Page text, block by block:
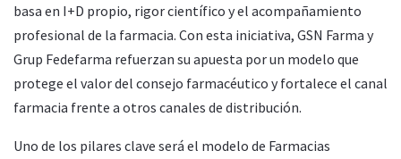
basa en I+D propio, rigor científico y el acompañamiento
profesional de la farmacia. Con esta iniciativa, GSN Farma y
Grup Fedefarma refuerzan su apuesta por un modelo que
protege el valor del consejo farmacéutico y fortalece el canal
farmacia frente a otros canales de distribución.
Uno de los pilares clave será el modelo de Farmacias